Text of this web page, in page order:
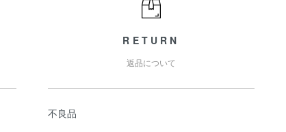
RETURN
返品について
不良品